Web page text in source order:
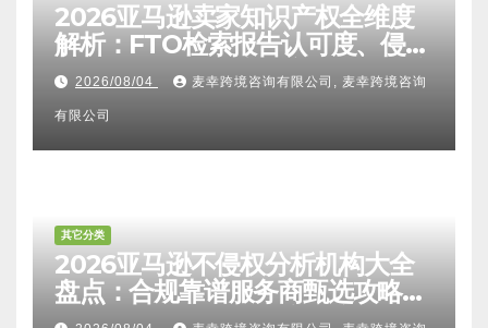
2026亚马逊卖家知识产权全维度
解析：FTO检索报告认可度、侵权
比对区别、TRO应诉方法及服务商
甄选避坑全攻略
2026/08/04 麦幸跨境咨询有限公司, 麦幸跨境咨询
有限公司
其它分类
2026亚马逊不侵权分析机构大全
盘点：合规靠谱服务商甄选攻略、
避坑FAQ及标杆机构实力详解